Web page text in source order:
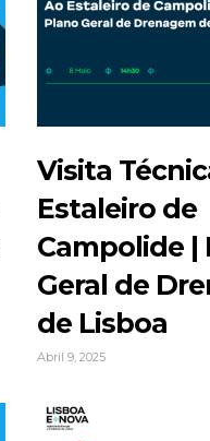
Visita
Estaleiro de
Campolide |
Geral de
de Lisboa
Abril 9, 2025